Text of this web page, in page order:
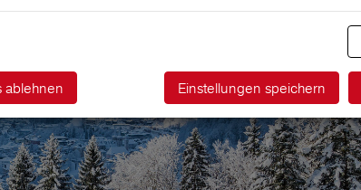
ablehnen Einstellungen speichern